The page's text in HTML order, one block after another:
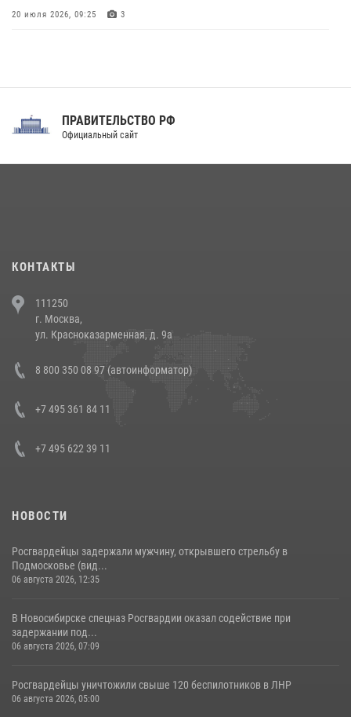
20 июля 2026, 09:25 3
Праздник «Один день с Росгвардией» к 105-летию Центрального
напавших на бригаду скорой помощи (видео)
14 июля 2026, 12:20
В Росгвардии прошла военно-научная конференция по обобщению
боевого опыта
ПРАВИТЕЛЬСТВО РФ
Официальный сайт
КОНТАКТЫ
111250
г. Москва,
ул. Красноказарменная, д. 9а
8 800 350 08 97 (автоинформатор)
+7 495 361 84 11
+7 495 622 39 11
НОВОСТИ
Росгвардейцы задержали мужчину, открывшего стрельбу в
Подмосковье (вид...
06 августа 2026, 12:35
В Новосибирске спецназ Росгвардии оказал содействие при
задержании под...
06 августа 2026, 07:09
Росгвардейцы уничтожили свыше 120 беспилотников в ЛНР
06 августа 2026, 05:00